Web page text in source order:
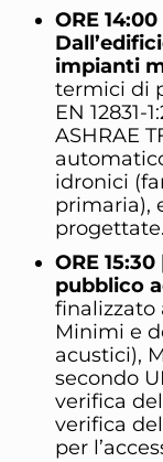
ORE
impianti
termici di
EN
ASHRAE
idronici
primaria),
progettate.
ORE
pubblico
finalizzato
Minimi e
acustici),
secondo
verifica
verifica
per